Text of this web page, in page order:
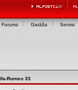
Forums Garāža Servisi
Romeo 33